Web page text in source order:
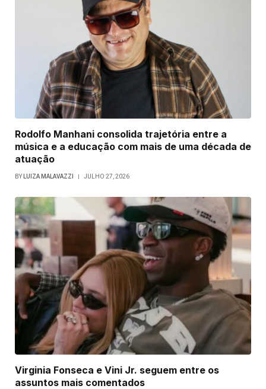
Rodolfo Manhani consolida trajetória entre a
música e a educação com mais de uma década de
atuação
BY LUIZA MALAVAZZI JULHO 27, 2026
Virginia Fonseca e Vini Jr. seguem entre os
assuntos mais comentados